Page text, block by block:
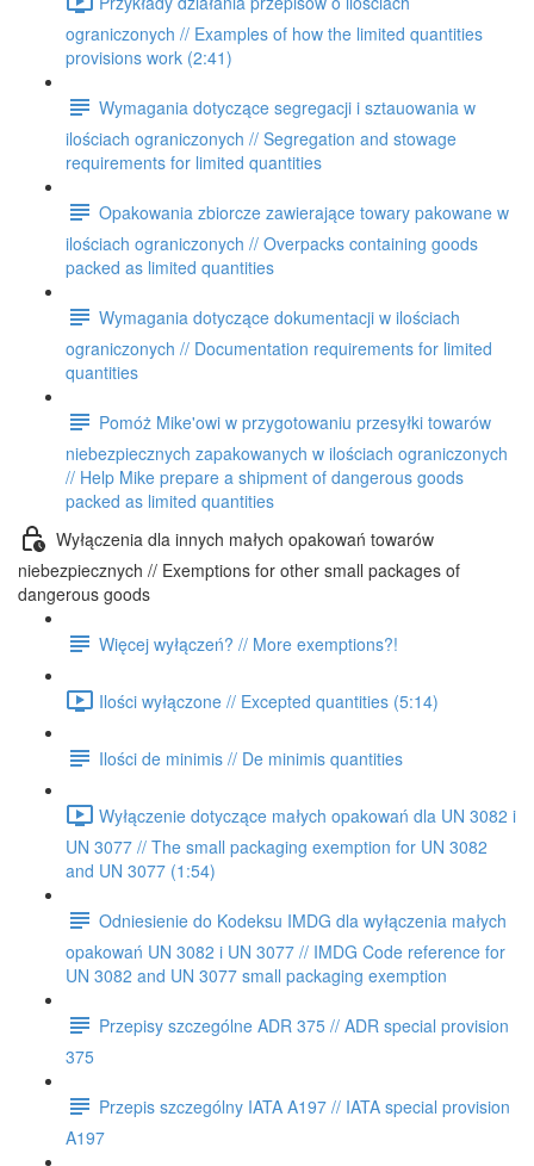
ograniczonych // Examples of how the limited quantities
provisions work (2:41)
Wymagania dotyczące segregacji i sztauowania w
ilościach ograniczonych // Segregation and stowage
requirements for limited quantities
Opakowania zbiorcze zawierające towary pakowane w
ilościach ograniczonych // Overpacks containing goods
packed as limited quantities
Wymagania dotyczące dokumentacji w ilościach
ograniczonych // Documentation requirements for limited
quantities
Pomóż Mike'owi w przygotowaniu przesyłki towarów
niebezpiecznych zapakowanych w ilościach ograniczonych
// Help Mike prepare a shipment of dangerous goods
packed as limited quantities
Wyłączenia dla innych małych opakowań towarów
niebezpiecznych // Exemptions for other small packages of
dangerous goods
Więcej wyłączeń? // More exemptions?!
Ilości wyłączone // Excepted quantities (5:14)
Ilości de minimis // De minimis quantities
Wyłączenie dotyczące małych opakowań dla UN 3082 i
UN 3077 // The small packaging exemption for UN 3082
and UN 3077 (1:54)
Odniesienie do Kodeksu IMDG dla wyłączenia małych
opakowań UN 3082 i UN 3077 // IMDG Code reference for
UN 3082 and UN 3077 small packaging exemption
Przepisy szczególne ADR 375 // ADR special provision
375
Przepis szczególny IATA A197 // IATA special provision
A197